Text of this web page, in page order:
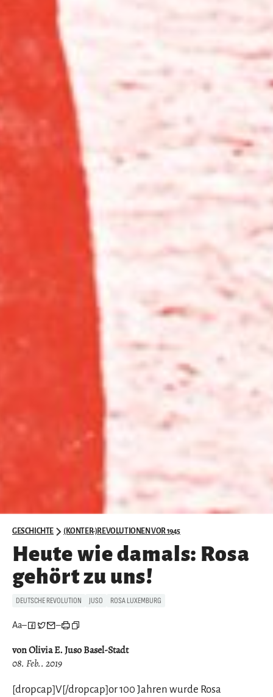
GESCHICHTE (KONTER-)REVOLUTIONEN VOR 1945
Heute wie damals: Rosa
gehört zu uns!
DEUTSCHE REVOLUTION JUSO ROSA LUXEMBURG
Aa– –
von Olivia E. Juso Basel-Stadt
08. Feb.. 2019
[dropcap]V[/dropcap]or 100 Jahren wurde Rosa